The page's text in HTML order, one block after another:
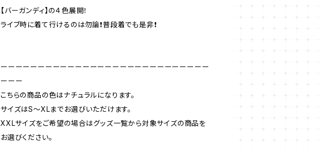
【バーガンディ】の４色展開！
ライブ時に着て行けるのは勿論❗️普段着でも是非❗️
ーーーーーーーーーーーーーーーーーーーーーーーーーーーー
ーーー
こちらの商品の色はナチュラルになります。
サイズはS〜XLまでお選びいただけます。
XXLサイズをご希望の場合はグッズ一覧から対象サイズの商品を
お選びください。